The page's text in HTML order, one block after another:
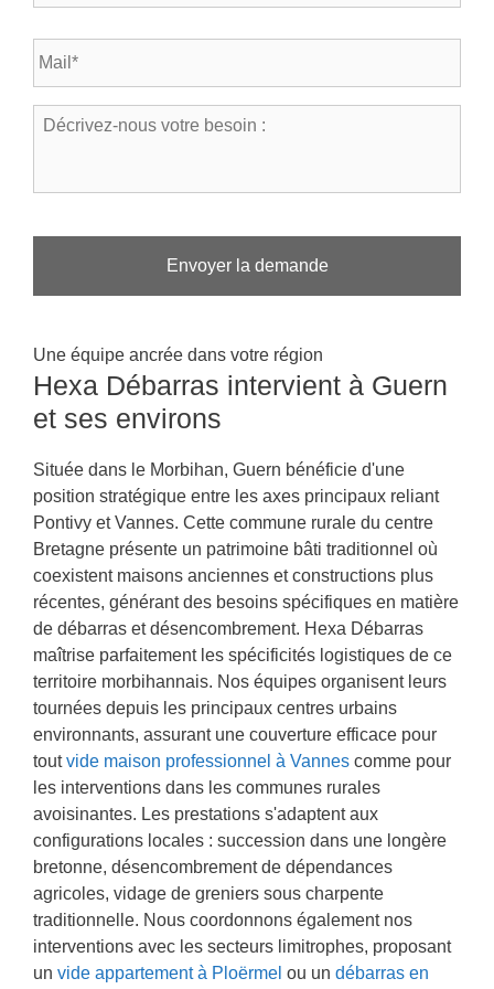
s
a
*
p
h
o
n
E
a
D
-
u
s
o
r
e
b
e
s
o
i
n
Une équipe ancrée dans votre région
Hexa Débarras intervient à Guern
et ses environs
Située dans le Morbihan, Guern bénéficie d'une
position stratégique entre les axes principaux reliant
Pontivy et Vannes. Cette commune rurale du centre
Bretagne présente un patrimoine bâti traditionnel où
coexistent maisons anciennes et constructions plus
récentes, générant des besoins spécifiques en matière
de débarras et désencombrement. Hexa Débarras
maîtrise parfaitement les spécificités logistiques de ce
territoire morbihannais. Nos équipes organisent leurs
tournées depuis les principaux centres urbains
environnants, assurant une couverture efficace pour
toutvide maison professionnel à Vannes comme pour
les interventions dans les communes rurales
avoisinantes. Les prestations s'adaptent aux
configurations locales : succession dans une longère
bretonne, désencombrement de dépendances
agricoles, vidage de greniers sous charpente
traditionnelle. Nous coordonnons également nos
interventions avec les secteurs limitrophes, proposant
un vide appartement à Ploërmel ou un débarras en